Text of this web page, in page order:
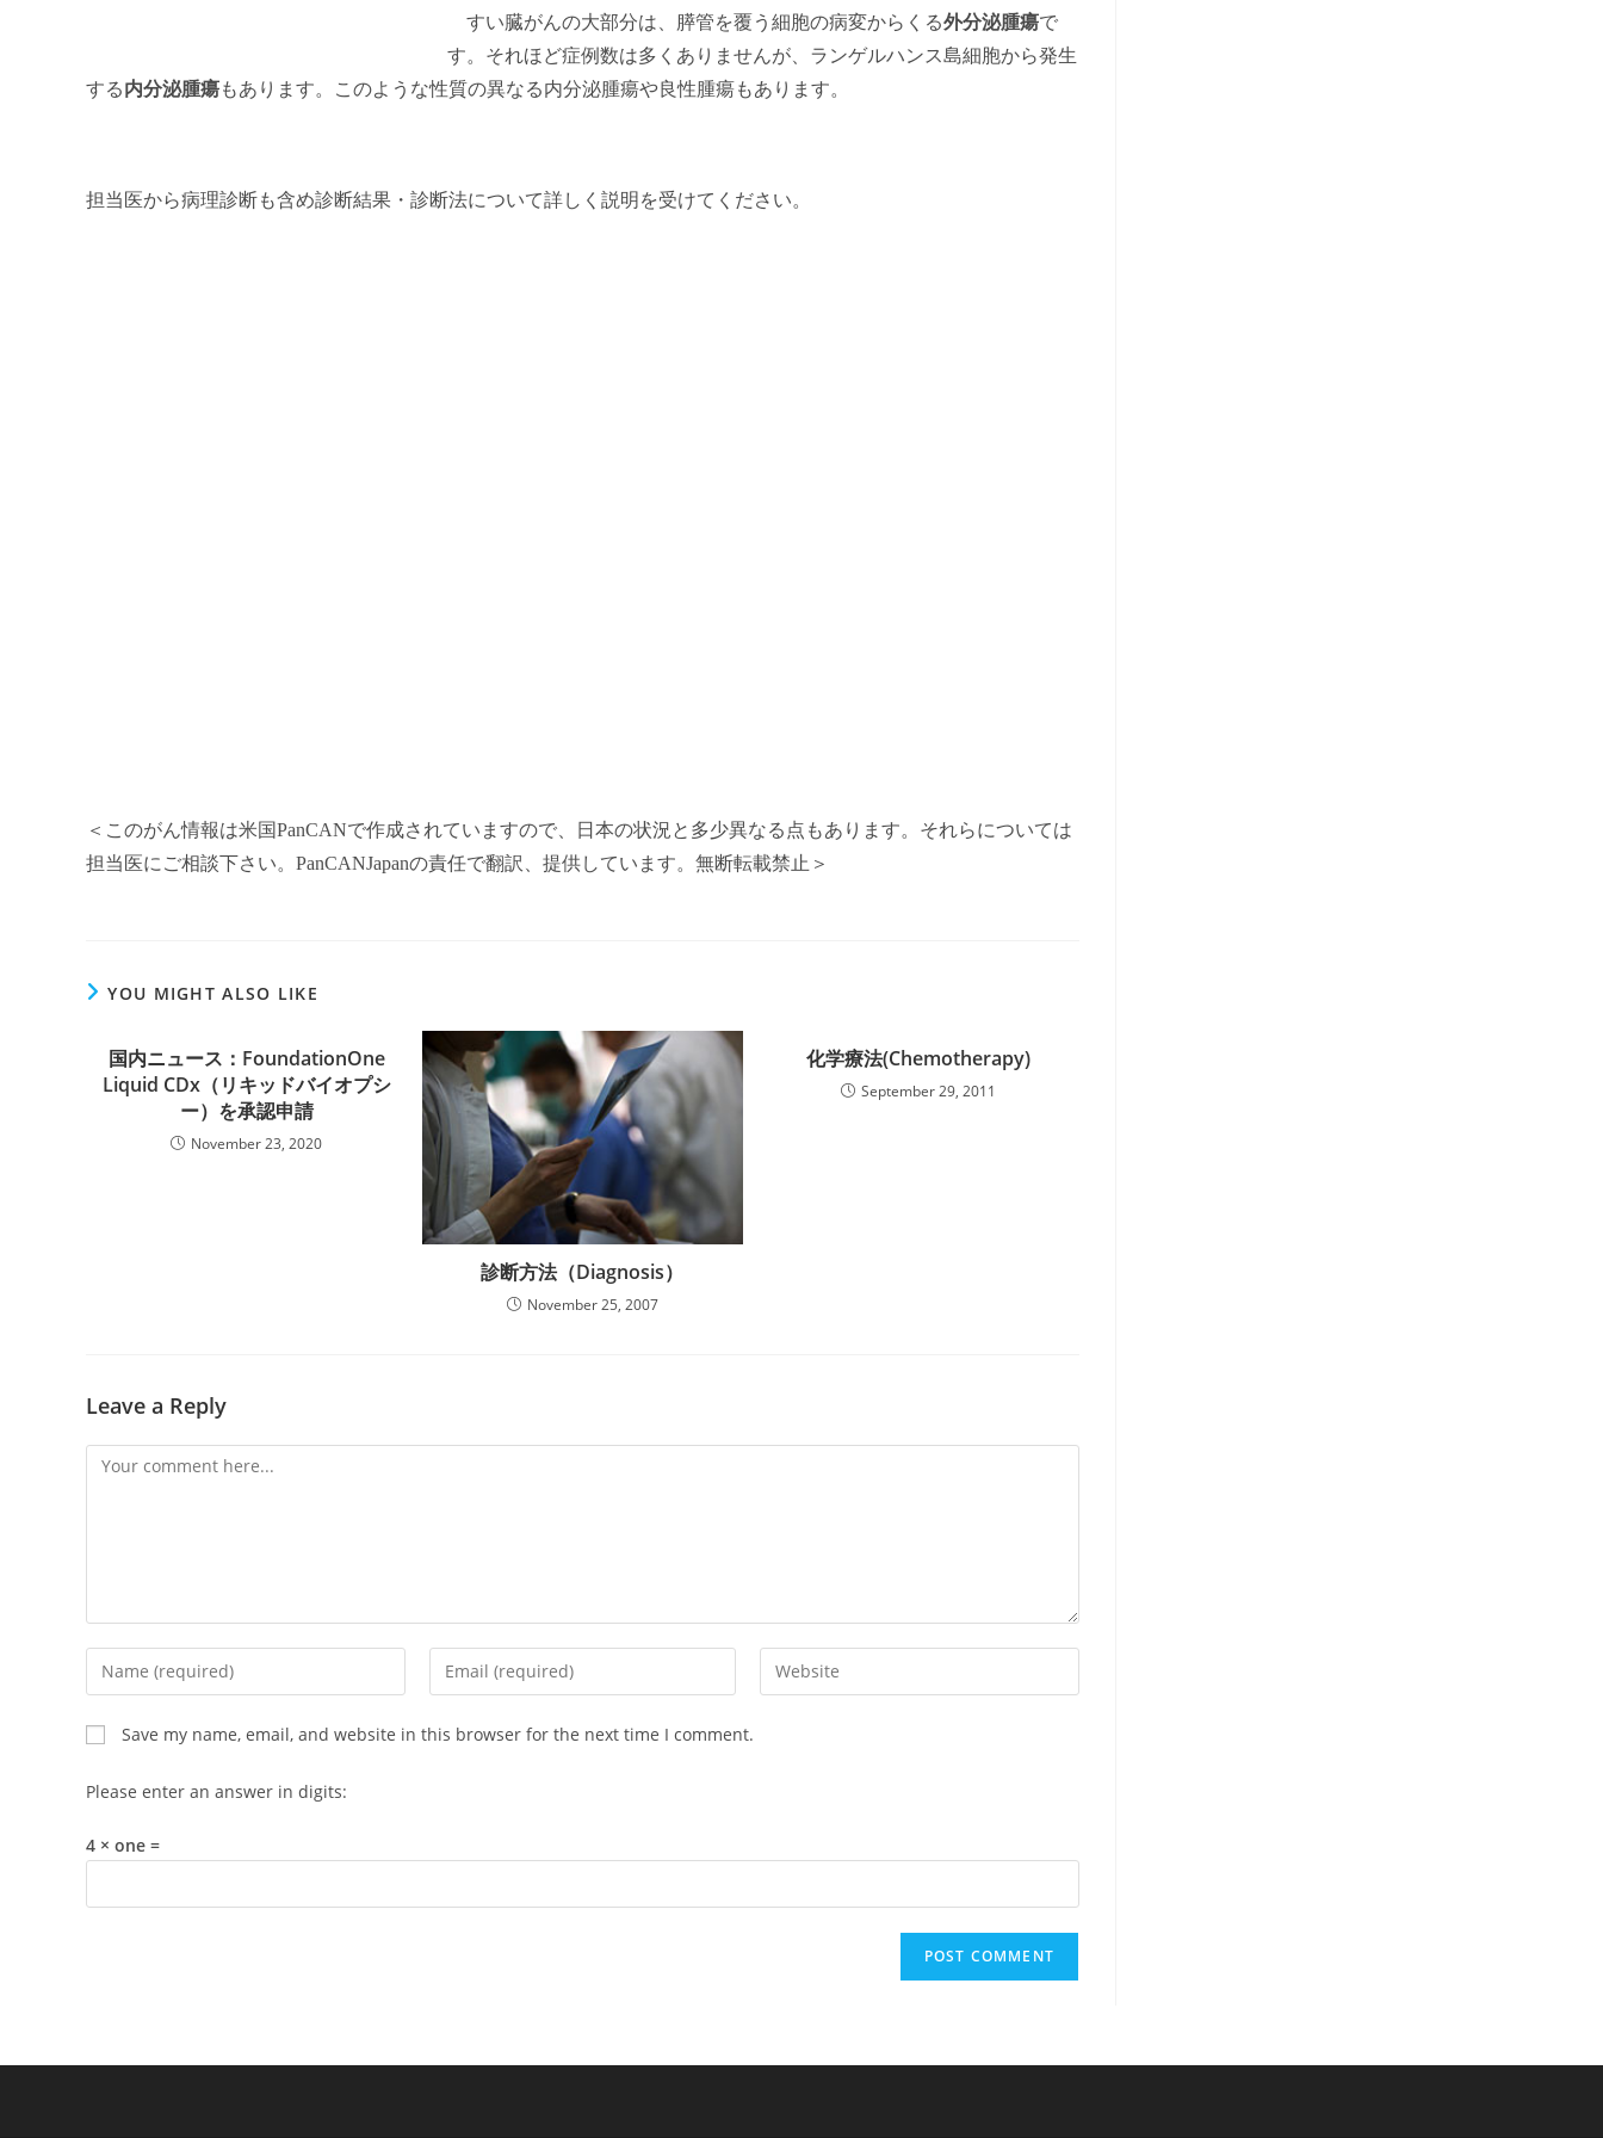
すい臓がんの大部分は、膵管を覆う細胞の病変からくる外分泌腫瘍で
す。それほど症例数は多くありませんが、ランゲルハンス島細胞から発生
する内分泌腫瘍もあります。このような性質の異なる内分泌腫瘍や良性腫瘍もあります。
担当医から病理診断も含め診断結果・診断法について詳しく説明を受けてください。
＜このがん情報は米国PanCANで作成されていますので、日本の状況と多少異なる点もあります。それらについては
担当医にご相談下さい。PanCANJapanの責任で翻訳、提供しています。無断転載禁止＞
YOU MIGHT ALSO LIKE
国内ニュース：FoundationOne
Liquid CDx（リキッドバイオプシ
ー）を承認申請
November 23, 2020
診断方法（Diagnosis）
November 25, 2007
化学療法(Chemotherapy)
September 29, 2011
Leave a Reply
Comment
Enter
your
name
or
username
comment
Enter
your
Enter
your
Save my name, email, and website in this browser for the next time I comment.
Please enter an answer in digits:
4 × one =